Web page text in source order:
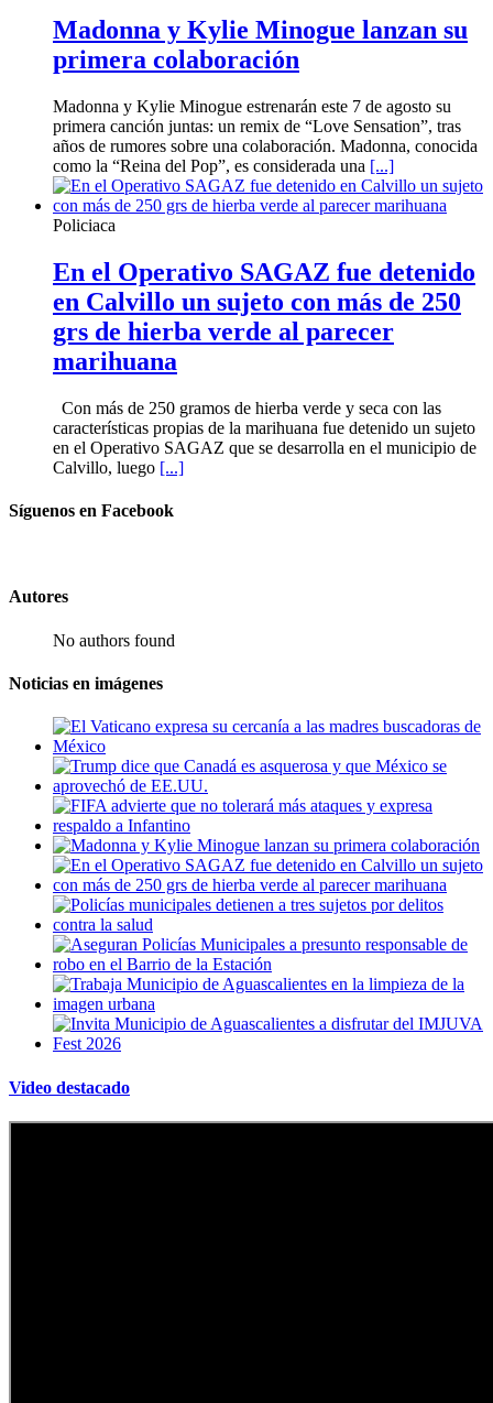
Madonna y Kylie Minogue lanzan su
primera colaboración
Madonna y Kylie Minogue estrenarán este 7 de agosto su
primera canción juntas: un remix de “Love Sensation”, tras
años de rumores sobre una colaboración. Madonna, conocida
como la “Reina del Pop”, es considerada una [...]
Policiaca
En el Operativo SAGAZ fue detenido
en Calvillo un sujeto con más de 250
grs de hierba verde al parecer
marihuana
Con más de 250 gramos de hierba verde y seca con las
características propias de la marihuana fue detenido un sujeto
en el Operativo SAGAZ que se desarrolla en el municipio de
Calvillo, luego [...]
Síguenos en Facebook
Autores
No authors found
Noticias en imágenes
Video destacado